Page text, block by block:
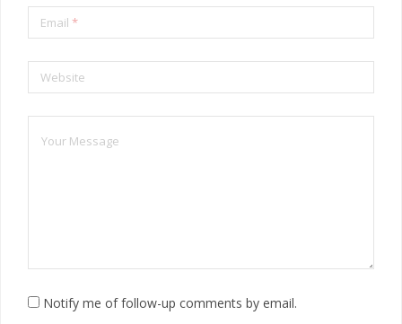
Email *
Website
Notify me of follow-up comments by email.